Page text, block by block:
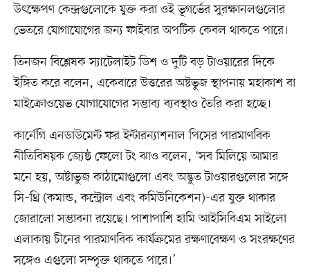
উৎক্ষেপণ কেন্দ্রগুলোকে যুক্ত করা ওই ভূগর্ভের সুরক্ষানলগুলোর
ভেতরে যোগাযোগের জন্য ফাইবার অপটিক কেবল থাকতে পারে।
তিনজন বিশ্লেষক স্যাটেলাইট ডিশ ও দুটি বড় টাওয়ারের দিকে
ইঙ্গিত করে বলেন, একেবারে উত্তরের অষ্টভুজ স্থাপনায় মহাকাশ বা
মাইক্রোওয়েভ যোগাযোগের সম্ভাব্য ব্যবস্থাও তৈরি করা হচ্ছে।
কার্নেগি এনডাউমেন্ট ফর ইন্টারন্যাশনাল পিসের পারমাণবিক
নীতিবিষয়ক জ্যেষ্ঠ ফেলো টং ঝাও বলেন, ‘সব মিলিয়ে আমার
মনে হয়, অষ্টাভুজ কাঠামোগুলো এবং অদ্ভুত টাওয়ারগুলোর সঙ্গে
সি–থ্রি (কমান্ড, কন্ট্রোল এবং কমিউনিকেশন)-এর যুক্ত থাকার
জোরালো সম্ভাবনা রয়েছে। পাশাপাশি হামি আইসিবিএম সাইলো
এলাকায় চীনের পারমাণবিক কার্যক্রমের রক্ষণাবেক্ষণ ও সংরক্ষণের
সঙ্গেও এগুলো সম্পৃক্ত থাকতে পারে।’